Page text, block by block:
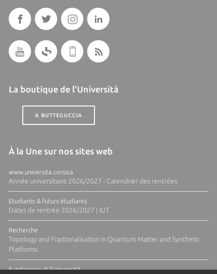
La boutique de l'Università
A BUTTEGUCCIA
À la Une sur nos sites web
www.universita.corsica
Année universitaire 2026/2027 - Calendrier des rentrées
Etudiants & futurs étudiants
Dates de rentrée 2026/2027 | IUT
Recherche
Topology and Fractionalisation in Quantum Matter and Synthetic
Platforms
Fundazione di l'Università